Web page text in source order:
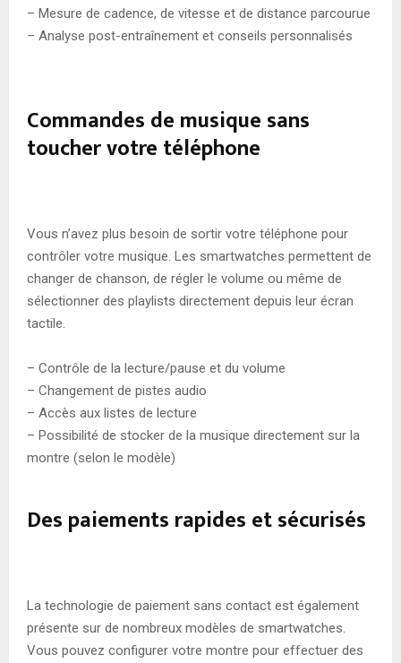
– Mesure de cadence, de vitesse et de distance parcourue
– Analyse post-entraînement et conseils personnalisés
Commandes de musique sans
toucher votre téléphone
Vous n’avez plus besoin de sortir votre téléphone pour
contrôler votre musique. Les smartwatches permettent de
changer de chanson, de régler le volume ou même de
sélectionner des playlists directement depuis leur écran
tactile.
– Contrôle de la lecture/pause et du volume
– Changement de pistes audio
– Accès aux listes de lecture
– Possibilité de stocker de la musique directement sur la
montre (selon le modèle)
Des paiements rapides et sécurisés
La technologie de paiement sans contact est également
présente sur de nombreux modèles de smartwatches.
Vous pouvez configurer votre montre pour effectuer des